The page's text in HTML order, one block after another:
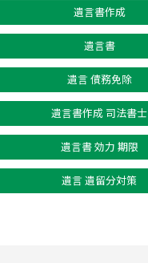
遺言書作成
遺言書
遺言 債務免除
遺言書作成 司法書士
遺言書 効力 期限
遺言 遺留分対策